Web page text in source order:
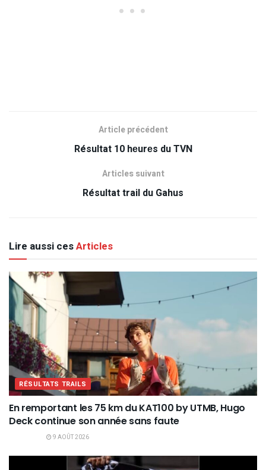
Article précédent
Résultat 10 hеurеs du TVN
Articles suivant
Résultat trail du Gahus
Lire aussi cesArticles
RÉSULTATS TRAILS
En remportant les 75 km du KAT100 by UTMB, Hugo
Deck continue son année sans faute
9 AOÛT 2026